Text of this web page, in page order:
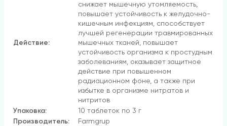
Действие:
снижает мышечную утомляемость,
повышает устойчивость к желудочно-
кишечным инфекциям, способствует
лучшей регенерации травмированных
мышечных тканей, повышает
устойчивость организма к простудным
заболеваниям, оказывает защитное
действие при повышенном
радиационном фоне, а также при
избытке в организме нитратов и
нитритов
Упаковка:
10 таблеток по 3 г
Производитель:
Farmgrup